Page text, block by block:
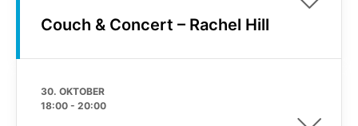
Couch & Concert – Rachel Hill
30. OKTOBER
18:00 - 20:00